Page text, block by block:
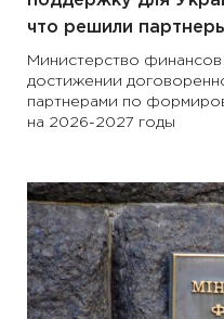
что решили
Министерство
достижении
партнерами по
на 2026-2027 годы